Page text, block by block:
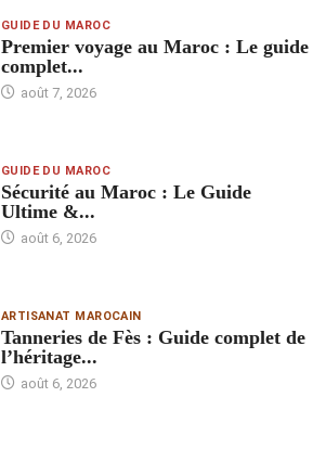
GUIDE DU MAROC
Premier voyage au Maroc : Le guide
complet...
août 7, 2026
GUIDE DU MAROC
Sécurité au Maroc : Le Guide
Ultime &...
août 6, 2026
ARTISANAT MAROCAIN
Tanneries de Fès : Guide complet de
l’héritage...
août 6, 2026